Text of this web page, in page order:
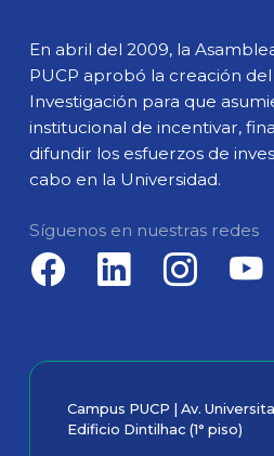
En abril del 2009, la
PUCP aprobó la creación
Investigación para que
institucional de incentivar,
difundir los esfuerzos de
cabo en la Universidad.
Síguenos en nuestras redes
Campus PUCP | Av.
Edificio Dintilhac (1° piso)